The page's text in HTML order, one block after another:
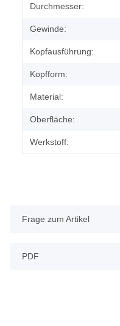
Durchmesser:
Gewinde:
Kopfausführung:
Kopfform:
Material:
Oberfläche:
Werkstoff:
Frage zum Artikel
PDF